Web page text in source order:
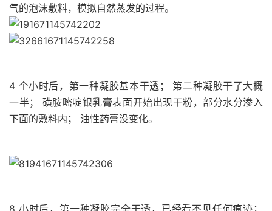
气的泡沫敷料，模拟自然蒸发的过程。
4 个小时后，第一种凝胶基本干透； 第二种凝胶干了大概
一半； 磺胺嘧啶银乳膏表面开始出现干粉，部分水分渗入
下面的敷料内； 油性药膏没变化。
8 小时后，第一种凝胶完全干透，已经看不见任何痕迹；